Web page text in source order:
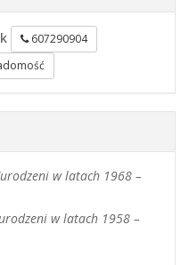
607290904
w latach 1968 –
w latach 1958 –